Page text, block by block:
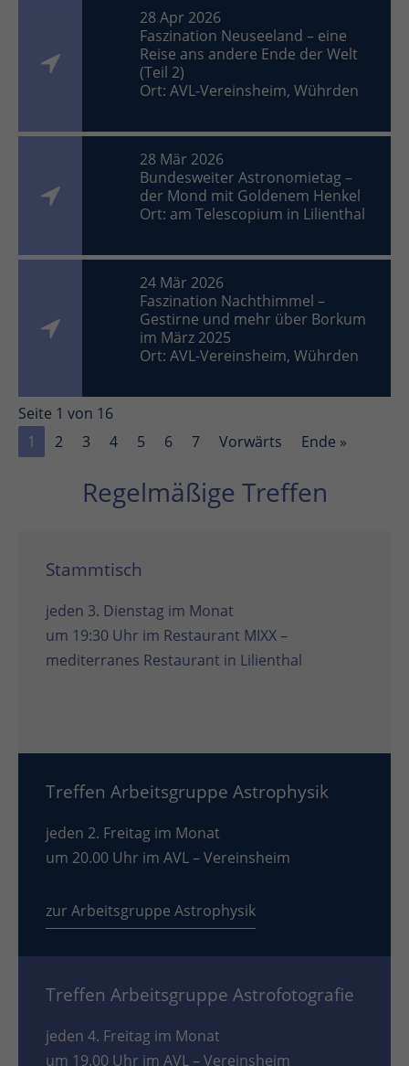
28 Apr 2026
Faszination Neuseeland – eine
Reise ans andere Ende der Welt
(Teil 2)
Ort: AVL-Vereinsheim, Wührden
28 Mär 2026
Bundesweiter Astronomietag –
der Mond mit Goldenem Henkel
Ort: am Telescopium in Lilienthal
24 Mär 2026
Faszination Nachthimmel –
Gestirne und mehr über Borkum
im März 2025
Ort: AVL-Vereinsheim, Wührden
Seite 1 von 16
1
2 3 4 5 6 7 Vorwärts Ende »
Regelmäßige Treffen
Stammtisch
jeden 3. Dienstag im Monat
um 19:30 Uhr im Restaurant MIXX –
mediterranes Restaurant in Lilienthal
Treffen Arbeitsgruppe Astrophysik
jeden 2. Freitag im Monat
um 20.00 Uhr im AVL – Vereinsheim
zur Arbeitsgruppe Astrophysik
Treffen Arbeitsgruppe Astrofotografie
jeden 4. Freitag im Monat
um 19.00 Uhr im AVL – Vereinsheim